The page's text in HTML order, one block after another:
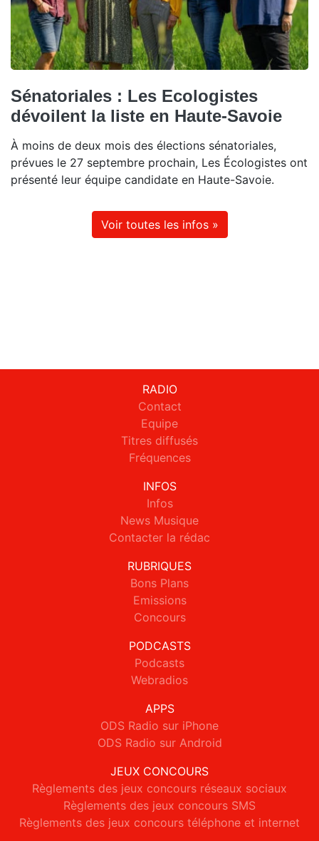
Sénatoriales : Les Ecologistes
dévoilent la liste en Haute-Savoie
À moins de deux mois des élections sénatoriales,
prévues le 27 septembre prochain, Les Écologistes ont
présenté leur équipe candidate en Haute-Savoie.
Voir toutes les infos »
RADIO
Contact
Equipe
Titres diffusés
Fréquences
INFOS
Infos
News Musique
Contacter la rédac
RUBRIQUES
Bons Plans
Emissions
Concours
PODCASTS
Podcasts
Webradios
APPS
ODS Radio sur iPhone
ODS Radio sur Android
JEUX CONCOURS
Règlements des jeux concours réseaux sociaux
Règlements des jeux concours SMS
Règlements des jeux concours téléphone et internet